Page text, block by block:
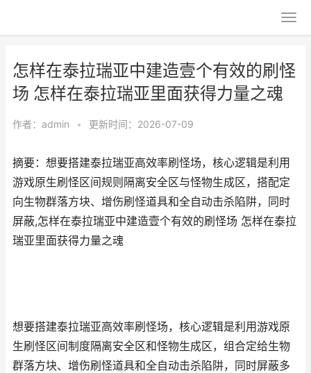
怎样在泰拉瑞亚中建造壹个有效的刷怪
场 怎样在泰拉瑞亚里面获得力量之魂
作者： admin • 更新时间：2026-07-09
摘要：想要搭建泰拉瑞亚高效率刷怪场，核心逻辑是利用
游戏原生刷怪区间规则隔离安全区与怪物生成区，搭配定
向生物群落方块、增伤刷怪道具和全自动击杀陷阱，同时
屏蔽,怎样在泰拉瑞亚中建造壹个有效的刷怪场 怎样在泰拉
瑞亚里面获得力量之魂
想要搭建泰拉瑞亚高效率刷怪场，核心逻辑是利用游戏原
生刷怪区间制度隔离安全区和怪物生成区，组合定给生物
群落方块、增伤刷怪道具和全自动击杀陷阱，同时屏蔽多